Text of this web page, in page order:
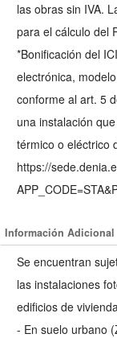
las obras sin IVA.
para el cálculo del
*Bonificación del
electrónica,
conforme al art. 5
una instalación
térmico o eléctrico
https://
Información Adicional
Se encuentran
las instalaciones
edificios de
- En suelo urbano